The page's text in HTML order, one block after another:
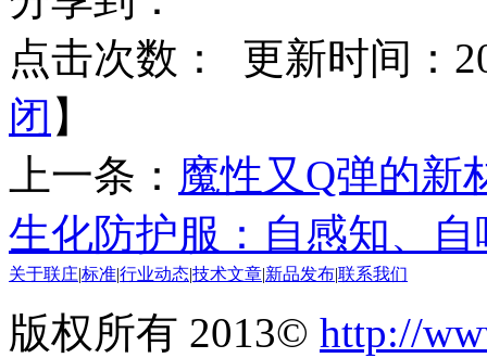
点击次数：
更新时间：
闭 】
上一条： 魔性又Q弹的新
生化防护服：自感知、
关于联庄标准行业动态技术文章 新品发布联系我们
版权所有 2013© http://